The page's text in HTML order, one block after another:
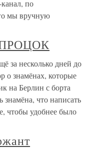
по
мы вручную
ПРОЦОК
несколько дней до
о знамёнах, которые
на Берлин с борта
знамёна, что написать
чтобы удобнее было